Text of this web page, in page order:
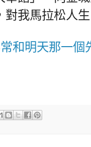
對我馬拉松人
和明天那一個